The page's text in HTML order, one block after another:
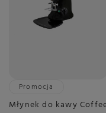
Promocja
Młynek do kawy